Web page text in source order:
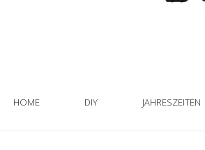
HOME DIY JAHRESZEITEN